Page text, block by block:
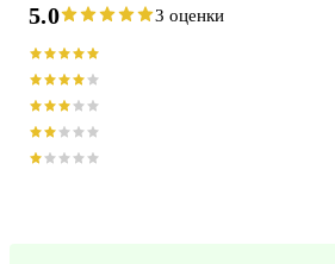
5.0 3 оценки